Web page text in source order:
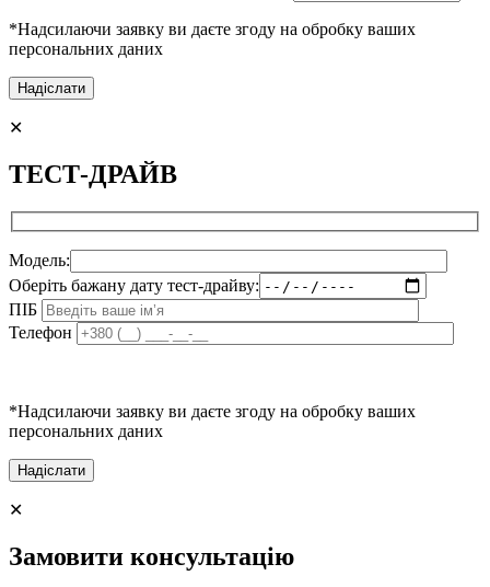
*Надсилаючи заявку ви даєте згоду на обробку ваших
персональних даних
✕
ТЕСТ-ДРАЙВ
Модель:
Оберіть бажану дату тест-драйву:
ПІБ
Телефон
*Надсилаючи заявку ви даєте згоду на обробку ваших
персональних даних
✕
Замовити консультацію